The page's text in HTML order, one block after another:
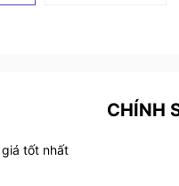
CHÍNH
tốt nhất